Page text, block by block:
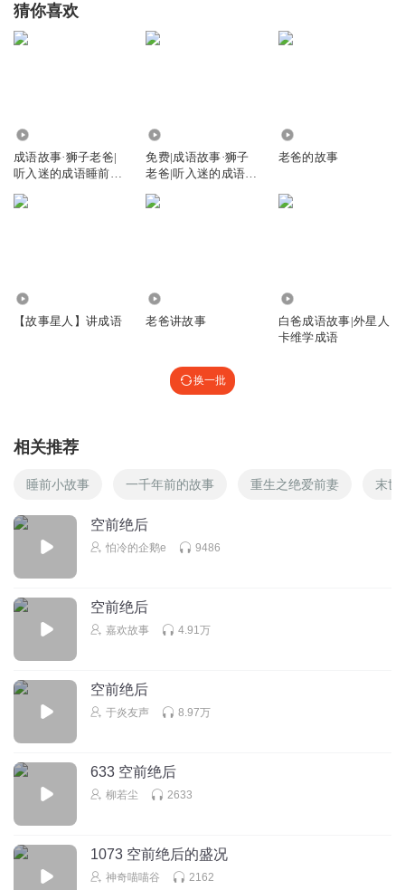
猜你喜欢
成语故事·狮子老爸|
听入迷的成语睡前故
免费|成语故事·狮子
老爸|听入迷的成语睡
老爸的故事
【故事星人】讲成语 老爸讲故事
白爸成语故事|外星人
卡维学成语
换一批
相关推荐
睡前小故事 一千年前的故事 重生之绝爱前妻 末世
空前绝后
怕冷的企鹅e 9486
空前绝后
嘉欢故事 4.91万
空前绝后
于炎友声 8.97万
633 空前绝后
柳若尘 2633
1073 空前绝后的盛况
神奇喵喵谷 2162